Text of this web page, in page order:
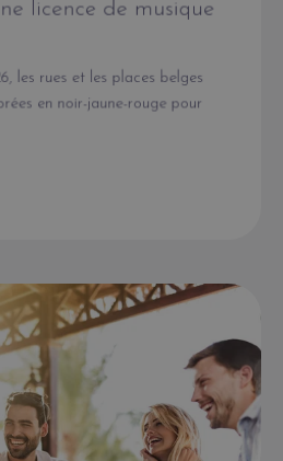
licence de musique
les rues et les places belges
en noir-jaune-rouge pour